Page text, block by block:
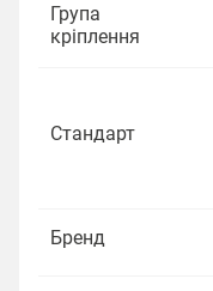
Група
кріплення
Стандарт
Бренд